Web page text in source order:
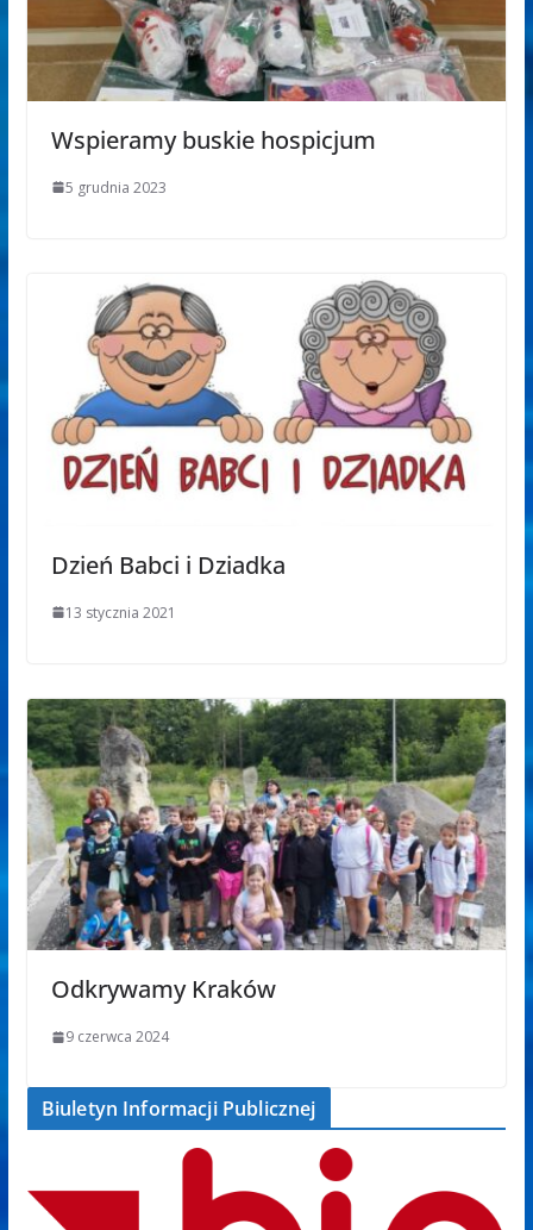
Wspieramy buskie hospicjum
5 grudnia 2023
Dzień Babci i Dziadka
13 stycznia 2021
Odkrywamy Kraków
9 czerwca 2024
Biuletyn Informacji Publicznej